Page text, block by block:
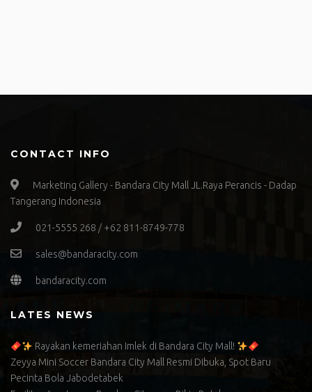
CONTACT INFO
Marketing Gallery - Bandara City Mall JL.Raya Perancis - Dadap
Tangerang Indonesia
021-5555 268 / +62 811-8749-778
sales@bandaracity.com
bandaracity.com
LATES NEWS
Rayakan kemeriahan Imlek di Bandara City Mall!
Zeyya Mini Soccer Bandara City Mall Resmi Dibuka, Spot Baru
Pecinta Bola Jabodetabek